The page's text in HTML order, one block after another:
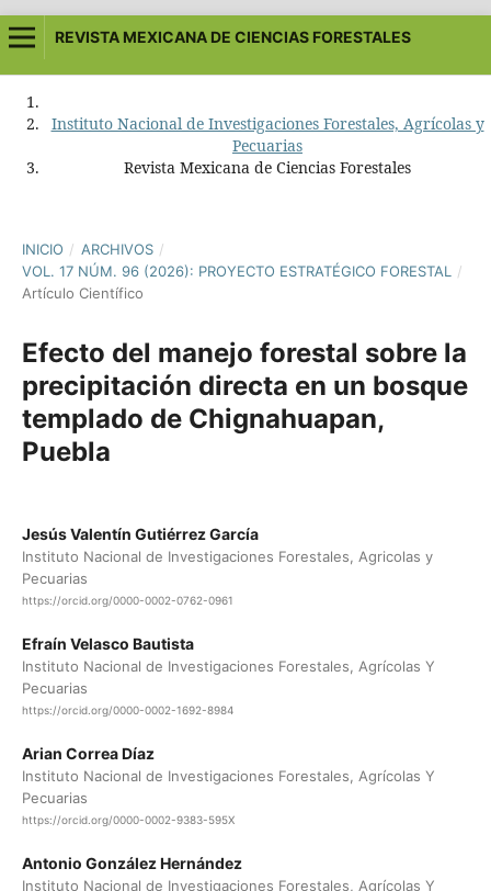
REVISTA MEXICANA DE CIENCIAS FORESTALES
Instituto Nacional de Investigaciones Forestales, Agrícolas y
Pecuarias
Revista Mexicana de Ciencias Forestales
INICIO / ARCHIVOS /
VOL. 17 NÚM. 96 (2026): PROYECTO ESTRATÉGICO FORESTAL
/
Artículo Científico
Efecto del manejo forestal sobre la
precipitación directa en un bosque
templado de Chignahuapan,
Puebla
Jesús Valentín Gutiérrez García
Instituto Nacional de Investigaciones Forestales, Agricolas y
Pecuarias
https://orcid.org/0000-0002-0762-0961
Efraín Velasco Bautista
Instituto Nacional de Investigaciones Forestales, Agrícolas Y
Pecuarias
https://orcid.org/0000-0002-1692-8984
Arian Correa Díaz
Instituto Nacional de Investigaciones Forestales, Agrícolas Y
Pecuarias
https://orcid.org/0000-0002-9383-595X
Antonio González Hernández
Instituto Nacional de Investigaciones Forestales, Agrícolas Y